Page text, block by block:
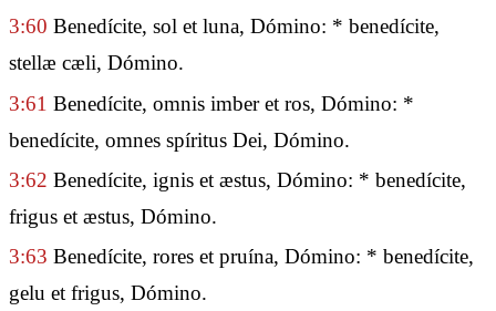
3:60 Benedícite, sol et luna, Dómino: * benedícite,
stellæ cæli, Dómino.
3:61 Benedícite, omnis imber et ros, Dómino: *
benedícite, omnes spíritus Dei, Dómino.
3:62 Benedícite, ignis et æstus, Dómino: * benedícite,
frigus et æstus, Dómino.
3:63 Benedícite, rores et pruína, Dómino: * benedícite,
gelu et frigus, Dómino.